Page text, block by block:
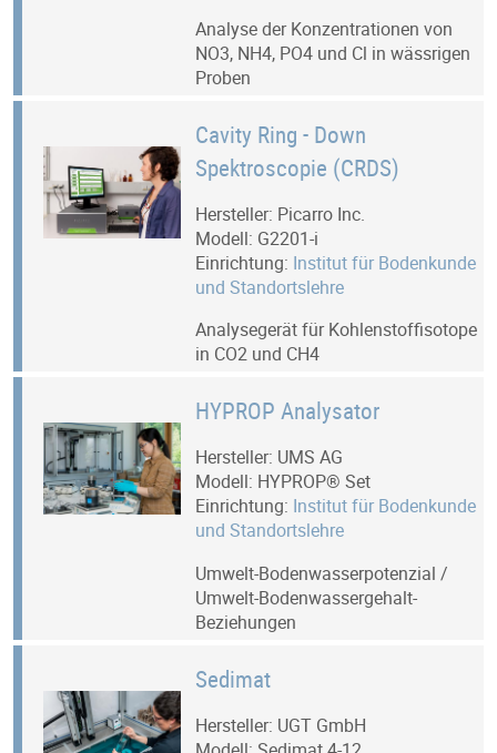
Analyse der Konzentrationen von
NO3, NH4, PO4 und Cl in wässrigen
Proben
Cavity Ring - Down
Spektroscopie (CRDS)
Hersteller: Picarro Inc.
Modell: G2201-i
Einrichtung: Institut für Bodenkunde
und Standortslehre
Analysegerät für Kohlenstoffisotope
in CO2 und CH4
HYPROP Analysator
Hersteller: UMS AG
Modell: HYPROP® Set
Einrichtung: Institut für Bodenkunde
und Standortslehre
Umwelt-Bodenwasserpotenzial /
Umwelt-Bodenwassergehalt-
Beziehungen
Sedimat
Hersteller: UGT GmbH